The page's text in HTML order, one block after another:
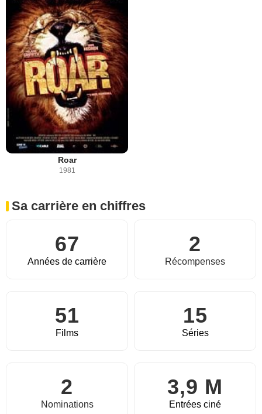
Roar
1981
Sa carrière en chiffres
67
Années de carrière
2
Récompenses
51
Films
15
Séries
2
Nominations
3,9 M
Entrées ciné